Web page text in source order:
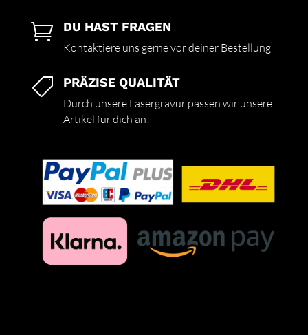
 DU HAST FRAGEN
Kontaktiere uns gerne vor deiner Bestellung
 PRÄZISE QUALITÄT
Durch unsere Lasergravur passen wir unsere
Artikel für dich an!